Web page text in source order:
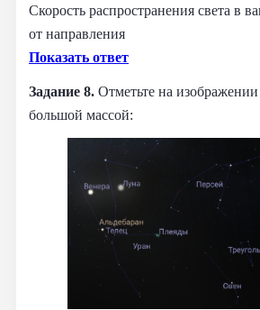
Скорость распространения света в
от направления
Показать ответ
Задание 8. Отметьте на
большой массой: